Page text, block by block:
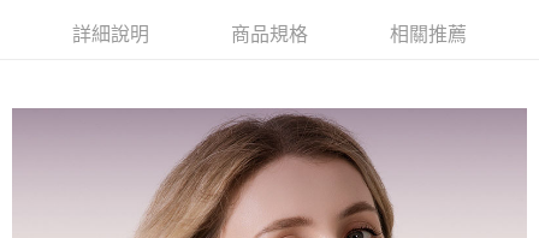
運送方式
每筆NT$68，滿NT$699(含以上)免運費
詳細說明 商品規格 相關推薦